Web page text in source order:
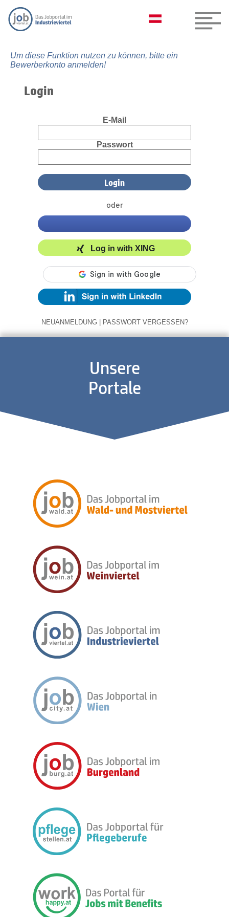
Um diese Funktion nutzen zu können, bitte ein
Bewerberkonto anmelden!
Login
E-Mail
Passwort
oder
Log in with XING
NEUANMELDUNG | PASSWORT VERGESSEN?
Unsere
Portale